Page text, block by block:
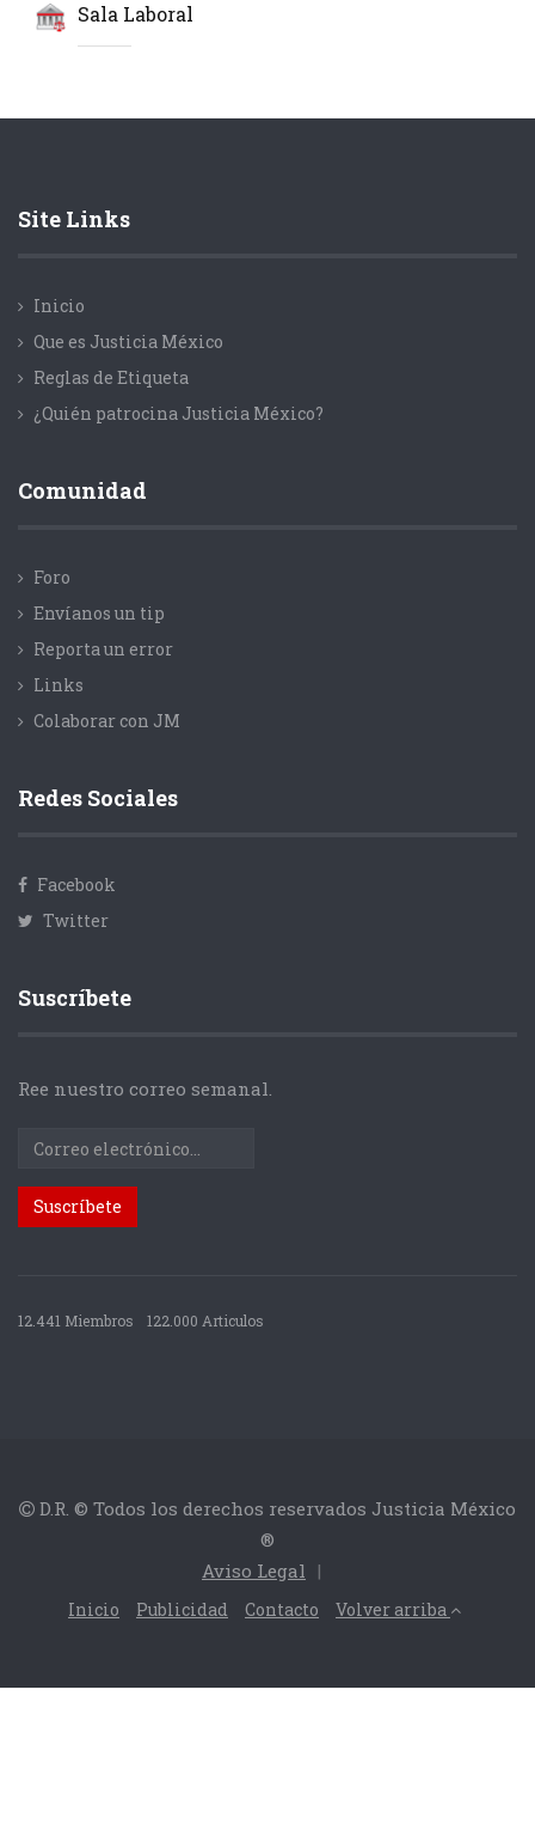
Sala Laboral
Site Links
Inicio
Que es Justicia México
Reglas de Etiqueta
¿Quién patrocina Justicia México?
Comunidad
Foro
Envíanos un tip
Reporta un error
Links
Colaborar con JM
Redes Sociales
Facebook
Twitter
Suscríbete
Ree nuestro correo semanal.
12.441 Miembros 122.000 Articulos
D.R. © Todos los derechos reservados Justicia México
®
Aviso Legal |
Inicio Publicidad Contacto Volver arriba